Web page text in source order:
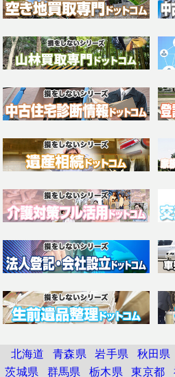
北海道 青森県 岩手県 秋田県
茨城県 群馬県 栃木県 東京都